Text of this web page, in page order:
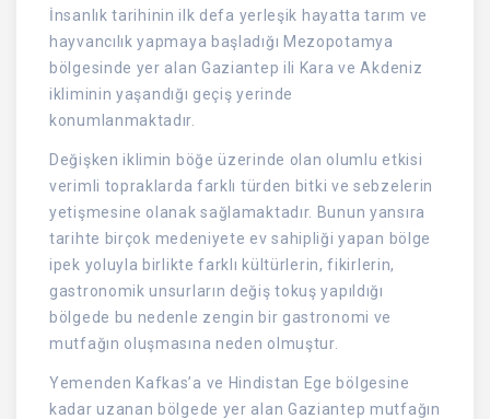
İnsanlık tarihinin ilk defa yerleşik hayatta tarım ve
hayvancılık yapmaya başladığı Mezopotamya
bölgesinde yer alan Gaziantep ili Kara ve Akdeniz
ikliminin yaşandığı geçiş yerinde
konumlanmaktadır.
Değişken iklimin böğe üzerinde olan olumlu etkisi
verimli topraklarda farklı türden bitki ve sebzelerin
yetişmesine olanak sağlamaktadır. Bunun yansıra
tarihte birçok medeniyete ev sahipliği yapan bölge
ipek yoluyla birlikte farklı kültürlerin, fikirlerin,
gastronomik unsurların değiş tokuş yapıldığı
bölgede bu nedenle zengin bir gastronomi ve
mutfağın oluşmasına neden olmuştur.
Yemenden Kafkas’a ve Hindistan Ege bölgesine
kadar uzanan bölgede yer alan Gaziantep mutfağın